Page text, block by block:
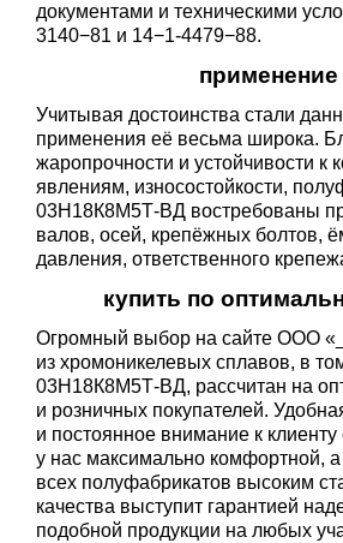
документами и техническими
3140−81 и 14−1-4479−88.
применение
Учитывая достоинства стали
применения её весьма широка.
жаропрочности и устойчивости к
явлениям, износостойкости,
03Н18К8М5Т-ВД востребованы
валов, осей, крепёжных болтов,
давления, ответственного
купить по
Огромный выбор на сайте ООО
из хромоникелевых сплавов, в
03Н18К8М5Т-ВД, рассчитан на
и розничных покупателей.
и постоянное внимание к клиенту
у нас максимально комфортной, а
всех полуфабрикатов высоким
качества выступит гарантией
подобной продукции на любых